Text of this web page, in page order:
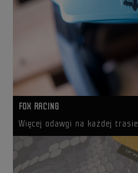
FOX RACING
Więcej odawgi na każdej trasie